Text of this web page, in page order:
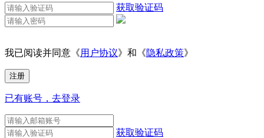
获取验证码
我已阅读并同意《用户协议》和《隐私政策》
已有账号，去登录
获取验证码